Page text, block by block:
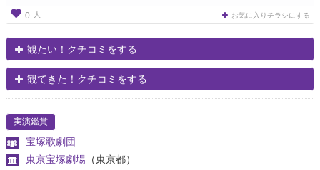
0 人 お気に入りチラシにする
観たい！クチコミをする
観てきた！クチコミをする
実演鑑賞
宝塚歌劇団
東京宝塚劇場 （東京都）